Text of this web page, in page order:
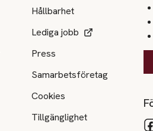
Hållbarhet
Lediga jobb
Press
Samarbetsföretag
Cookies
Tillgänglighet